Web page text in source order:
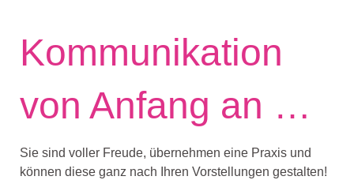
Kommunikation
von Anfang an …
Sie sind vol er Freude, übernehmen eine Praxis und
können diese ganz nach Ihren Vorstellungen gestalten!